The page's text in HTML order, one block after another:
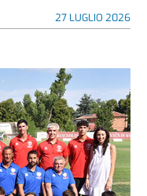
27 LUGLIO 2026